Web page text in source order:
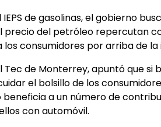
de gasolinas, el gobierno
precio del petróleo repercutan
los consumidores por arriba de la
de Monterrey, apuntó que si
el bolsillo de los
beneficia a un número de
con automóvil.